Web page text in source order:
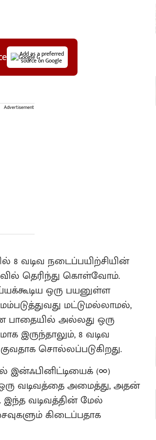
Add as a preferred
source on Google
Advertisement
8 வடிவ நடைப்பயிற்சியின்
தெரிந்து கொள்வோம்.
ஒரு பயனுள்ள
மட்டுமல்லாமல்,
பாதையில் அல்லது ஒரு
இருந்தாலும், 8 வடிவ
சொல்லப்படுகிறது.
இன்ஃபினிட்டியைக் (∞)
ஒரு வடிவத்தை அமைத்து, அதன்
இந்த வடிவத்தின் மேல்
கிடைப்பதாக